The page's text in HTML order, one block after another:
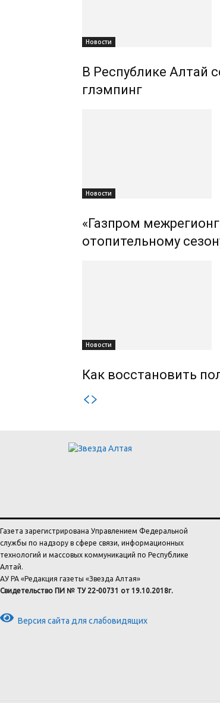
Новости
В Республике Алтай
глэмпинг
Новости
«Газпром
отопительному
Новости
Как восстановить
Газета зарегистрирована Управлением Федеральной
службы по надзору в сфере связи, информационных
технологий и массовых коммуникаций по Республике
Алтай.
АУ РА «Редакция газеты «Звезда Алтая»
Свидетельство ПИ № ТУ 22-00731 от 19.10.2018г.
Версия сайта для слабовидящих